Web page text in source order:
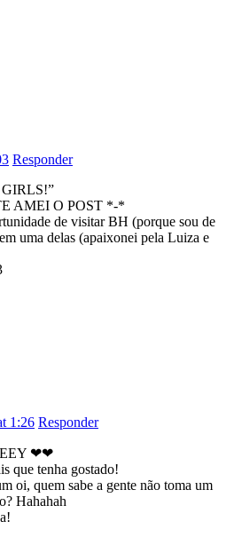
Responder
GIRLS!”
AMEI O POST *-*
de visitar BH (porque sou de
uma delas (apaixonei pela Luiza e
1:26 Responder
❤❤
que tenha gostado!
oi, quem sabe a gente não toma um
Hahahah